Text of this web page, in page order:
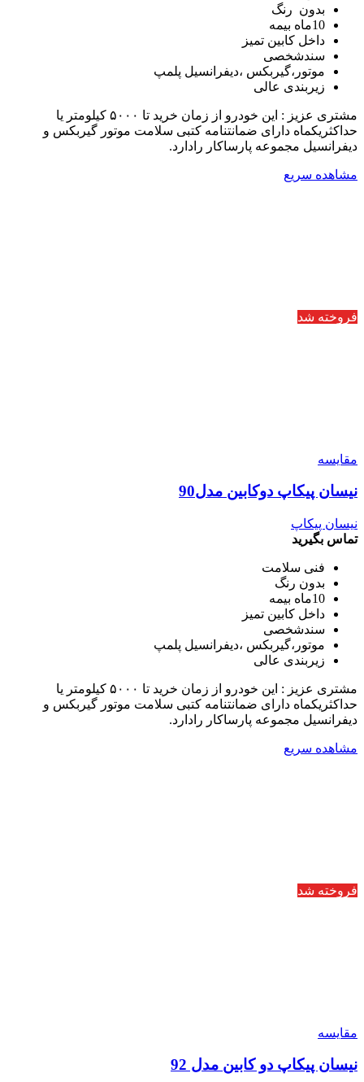
بدون رنگ
10ماه بیمه
داخل کابین تمیز
سندشخصی
موتور،گیربکس ،دیفرانسیل پلمپ
زیربندی عالی
مشتری عزیز : این خودرو از زمان خرید تا ۵۰۰۰ کیلومتر یا
حداکثریکماه دارای ضمانتنامه کتبی سلامت موتور گیربکس و
دیفرانسیل مجموعه پارساکار رادارد.
مشاهده سریع
فروخته شد
مقایسه
نیسان پیکاپ دوکابین مدل90
نیسان پیکاپ
تماس بگیرید
فنی سلامت
بدون رنگ
10ماه بیمه
داخل کابین تمیز
سندشخصی
موتور،گیربکس ،دیفرانسیل پلمپ
زیربندی عالی
مشتری عزیز : این خودرو از زمان خرید تا ۵۰۰۰ کیلومتر یا
حداکثریکماه دارای ضمانتنامه کتبی سلامت موتور گیربکس و
دیفرانسیل مجموعه پارساکار رادارد.
مشاهده سریع
فروخته شد
مقایسه
نیسان پیکاپ دو کابین مدل 92